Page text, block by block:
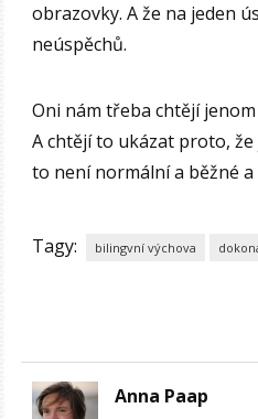
obrazovky. A že na jeden
neúspěchů.
Oni nám třeba chtějí
A chtějí to ukázat proto,
to není normální a běžné a
Tagy: bilingvní výchova
Anna Paap